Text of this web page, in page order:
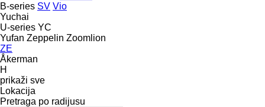
B-series SV Vio
Yuchai
U-series YC
Yufan Zeppelin Zoomlion
ZE
Åkerman
H
prikaži sve
Lokacija
Pretraga po radijusu